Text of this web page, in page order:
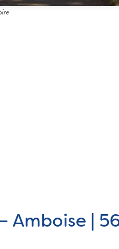
Amboise |